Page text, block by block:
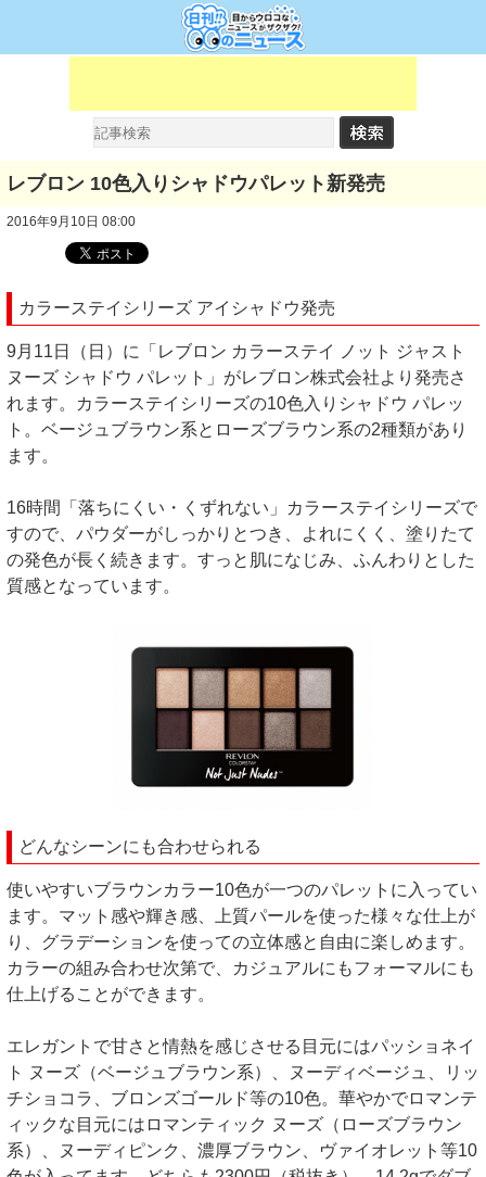
レブロン 10色入りシャドウパレット新発売
2016年9月10日 08:00
カラーステイシリーズ アイシャドウ発売
9月11日（日）に「レブロン カラーステイ ノット ジャスト
ヌーズ シャドウ パレット」がレブロン株式会社より発売さ
れます。カラーステイシリーズの10色入りシャドウ パレッ
ト。ベージュブラウン系とローズブラウン系の2種類があり
ます。
16時間「落ちにくい・くずれない」カラーステイシリーズで
すので、パウダーがしっかりとつき、よれにくく、塗りたて
の発色が長く続きます。すっと肌になじみ、ふんわりとした
質感となっています。
どんなシーンにも合わせられる
使いやすいブラウンカラー10色が一つのパレットに入ってい
ます。マット感や輝き感、上質パールを使った様々な仕上が
り、グラデーションを使っての立体感と自由に楽しめます。
カラーの組み合わせ次第で、カジュアルにもフォーマルにも
仕上げることができます。
エレガントで甘さと情熱を感じさせる目元にはパッショネイ
ト ヌーズ（ベージュブラウン系）、ヌーディベージュ、リッ
チショコラ、ブロンズゴールド等の10色。華やかでロマンテ
ィックな目元にはロマンティック ヌーズ（ローズブラウン
系）、ヌーディピンク、濃厚ブラウン、ヴァイオレット等10